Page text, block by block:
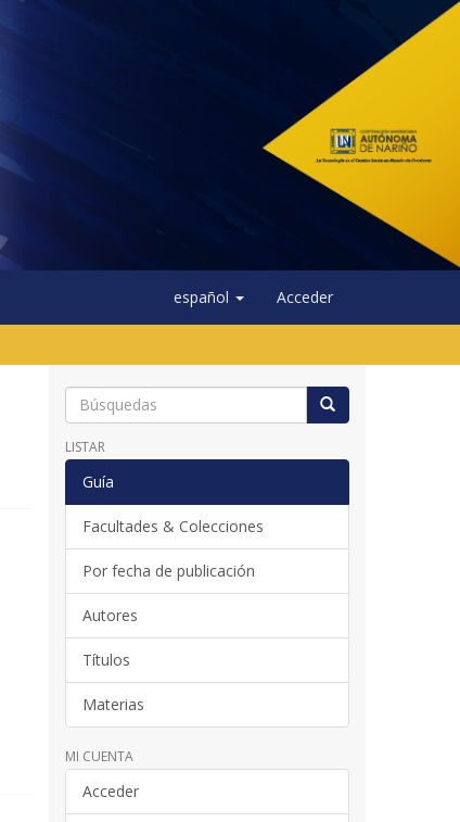
español Acceder
LISTAR
Guía
Facultades & Colecciones
Por fecha de publicación
Autores
Títulos
Materias
MI CUENTA
Acceder